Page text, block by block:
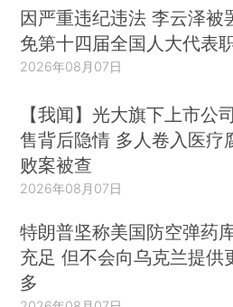
因严重违纪违法 李云泽被
免第十四届全国人大代表
2026年08月07日
【我闻】光大旗下上市公
售背后隐情 多人卷入医疗
败案被查
2026年08月07日
特朗普坚称美国防空弹药
充足 但不会向乌克兰提供
多